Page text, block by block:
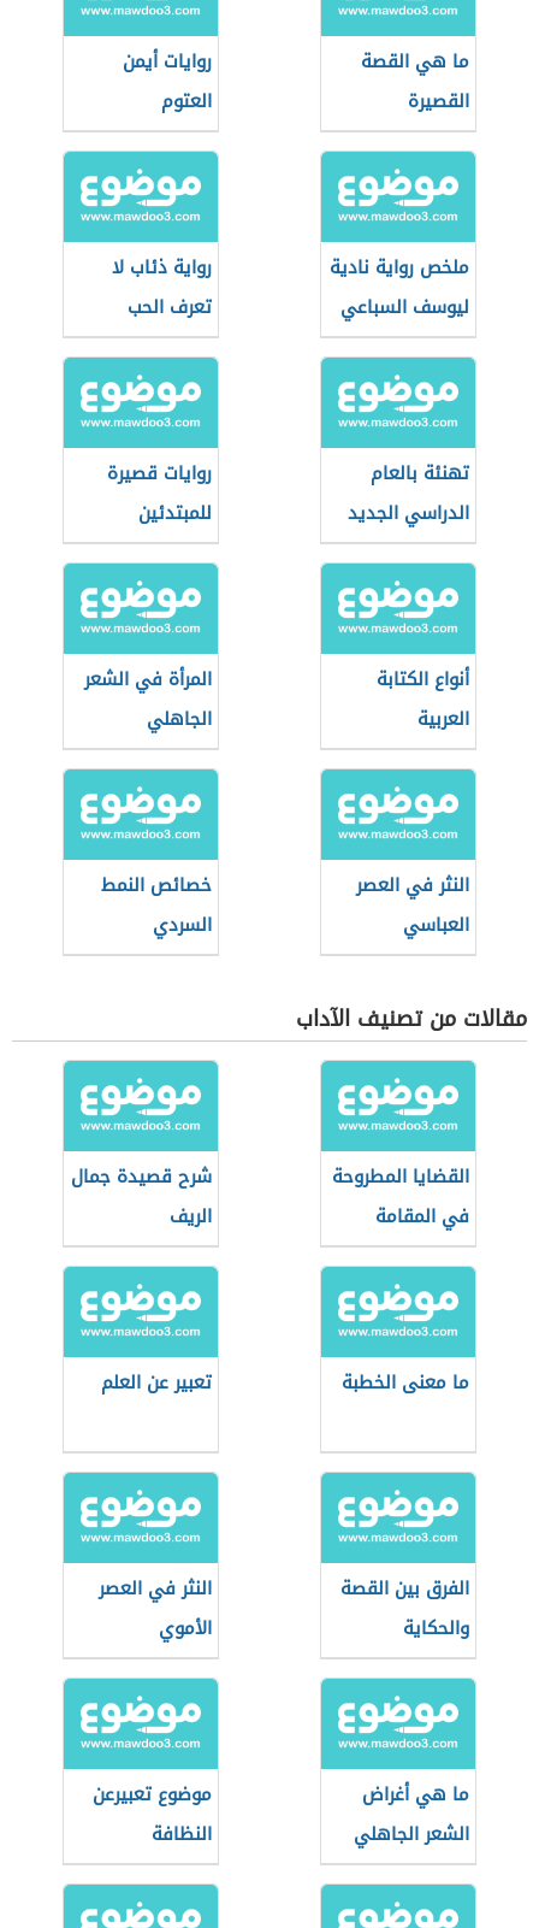
ما هي القصة
القصيرة
روايات أيمن
العتوم
ملخص رواية نادية
ليوسف السباعي
رواية ذئاب لا
تعرف الحب
تهنئة بالعام
الدراسي الجديد
روايات قصيرة
للمبتدئين
أنواع الكتابة
العربية
المرأة في الشعر
الجاهلي
النثر في العصر
العباسي
خصائص النمط
السردي
مقالات من تصنيف الآداب
القضايا المطروحة
في المقامة
شرح قصيدة جمال
الريف
ما معنى الخطبة تعبير عن العلم
الفرق بين القصة
والحكاية
النثر في العصر
الأموي
ما هي أغراض
الشعر الجاهلي
موضوع تعبيرعن
النظافة